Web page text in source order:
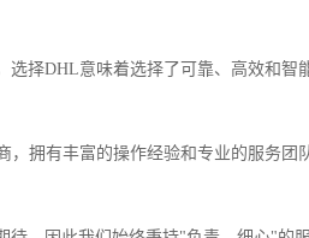
择DHL意味着选择了可靠、高效和智
拥有丰富的操作经验和专业的服务团